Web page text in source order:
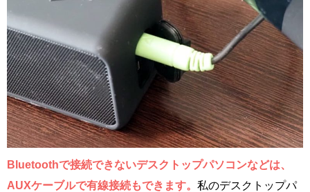
Bluetoothで接続できないデスクトップパソコンなどは、
AUXケーブルで有線接続もできます。 私のデスクトップパ